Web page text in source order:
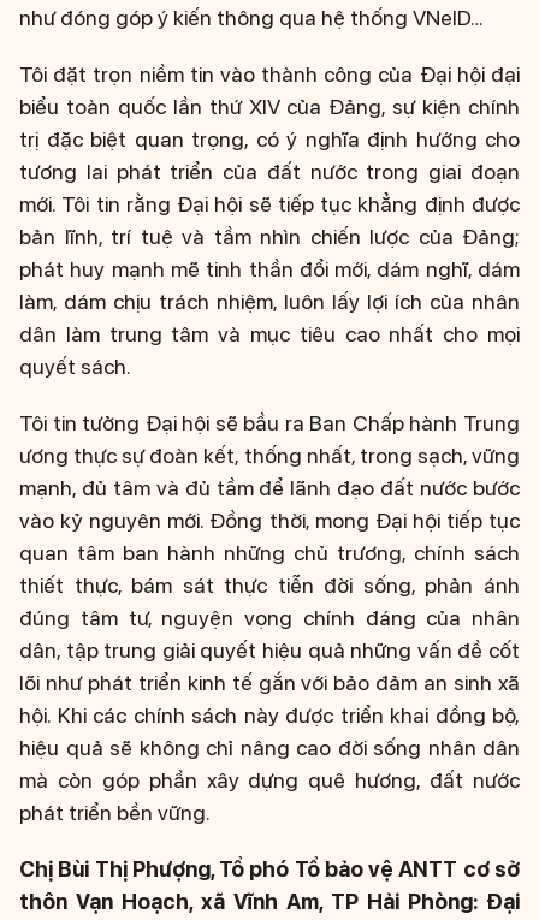
như đóng góp ý kiến thông qua hệ thống VNeID…
Tôi đặt trọn niềm tin vào thành công của Đại hội đại
biểu toàn quốc lần thứ XIV của Đảng, sự kiện chính
trị đặc biệt quan trọng, có ý nghĩa định hướng cho
tương lai phát triển của đất nước trong giai đoạn
mới. Tôi tin rằng Đại hội sẽ tiếp tục khẳng định được
bản lĩnh, trí tuệ và tầm nhìn chiến lược của Đảng;
phát huy mạnh mẽ tinh thần đổi mới, dám nghĩ, dám
làm, dám chịu trách nhiệm, luôn lấy lợi ích của nhân
dân làm trung tâm và mục tiêu cao nhất cho mọi
quyết sách.
Tôi tin tưởng Đại hội sẽ bầu ra Ban Chấp hành Trung
ương thực sự đoàn kết, thống nhất, trong sạch, vững
mạnh, đủ tâm và đủ tầm để lãnh đạo đất nước bước
vào kỷ nguyên mới. Đồng thời, mong Đại hội tiếp tục
quan tâm ban hành những chủ trương, chính sách
thiết thực, bám sát thực tiễn đời sống, phản ánh
đúng tâm tư, nguyện vọng chính đáng của nhân
dân, tập trung giải quyết hiệu quả những vấn đề cốt
lõi như phát triển kinh tế gắn với bảo đảm an sinh xã
hội. Khi các chính sách này được triển khai đồng bộ,
hiệu quả sẽ không chỉ nâng cao đời sống nhân dân
mà còn góp phần xây dựng quê hương, đất nước
phát triển bền vững.
Chị Bùi Thị Phượng, Tổ phó Tổ bảo vệ ANTT cơ sở
thôn Vạn Hoạch, xã Vĩnh Am, TP Hải Phòng: Đại